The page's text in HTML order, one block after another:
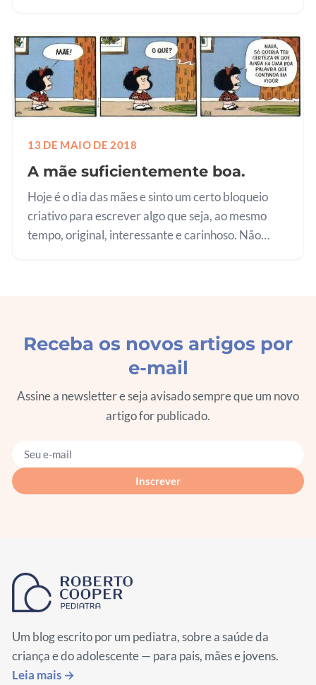
13 DE MAIO DE 2018
A mãe suficientemente boa.
Hoje é o dia das mães e sinto um certo bloqueio
criativo para escrever algo que seja, ao mesmo
tempo, original, interessante e carinhoso. Não
Receba os novos artigos por
e-mail
Assine a newsletter e seja avisado sempre que um novo
artigo for publicado.
Seu e-mail
Inscrever
Um blog escrito por um pediatra, sobre a saúde da
criança e do adolescente — para pais, mães e jovens.
Leia mais →